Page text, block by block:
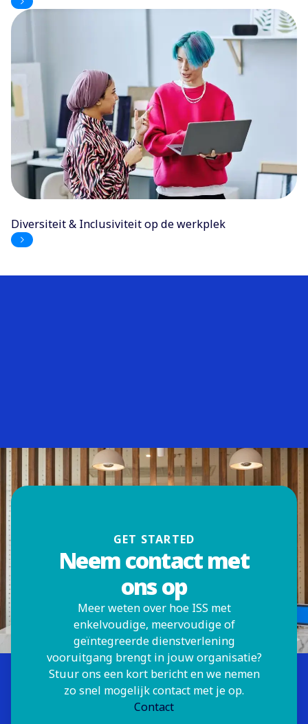
Diversiteit & Inclusiviteit op de werkplek
GET STARTED
Neem contact met
ons op
Meer weten over hoe ISS met
enkelvoudige, meervoudige of
geïntegreerde dienstverlening
vooruitgang brengt in jouw organisatie?
Stuur ons een kort bericht en we nemen
zo snel mogelijk contact met je op.
Contact